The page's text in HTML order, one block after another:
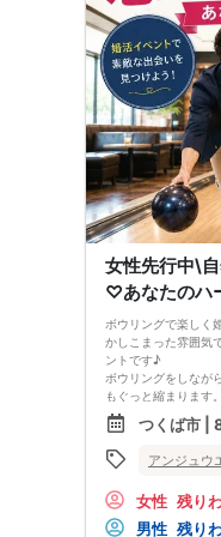
■ 当日の持ち物・設
・無料駐車場をご利
・当日はプロフィ
ださい。
【中止判断タイミン
ご予約状況により、
ていただく場合がご
その際は、開催予定
※ただし、開催直前
い事情が発生した場
開催中止が決定した
お電話がつながらな
いたします。
【キャンセルポリシ
ご予約後のキャンセ
が発生いたします。
でご注意ください。
また、男女の人数差
トの円滑な運営のた
いようお願いいたし
■ キャンセル料金
予約募集開始日〜開
開催日3日前〜当日
※キャンセル料金は
※日数の起算は、イ
女性先行中\
♡あなたのハ
ボウリングで楽しく
かしこまった雰囲気
ントです♪
ボウリングをしなが
もぐっと縮まります。
笑顔で過ごす時間の
す。
楽しい時間の先にあ
【パーティー初心者
気です。
皆さまが安心して参
つくば市 |
アンジュウ
女性 残り
男性 残り